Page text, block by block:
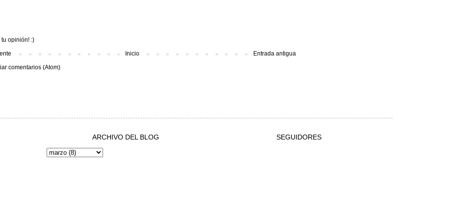
tu opinión! :)
Entrada antigua
Inicio
comentarios (Atom)
ARCHIVO DEL BLOG SEGUIDORES